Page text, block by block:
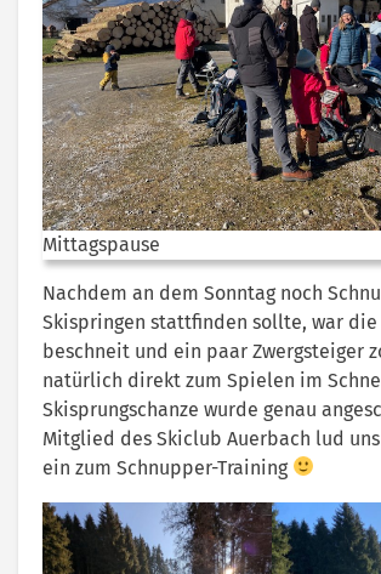
Mittagspause
Nachdem an dem Sonntag noch
Skispringen stattfinden sollte, war die
beschneit und ein paar Zwergsteiger
natürlich direkt zum Spielen im
Skisprungschanze wurde genau
Mitglied des Skiclub Auerbach lud
ein zum Schnupper-Training